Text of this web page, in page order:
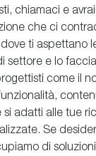
chiamaci e
che ci
ti aspettano
e lo
come il
adatti alle tue
Se desideri
di